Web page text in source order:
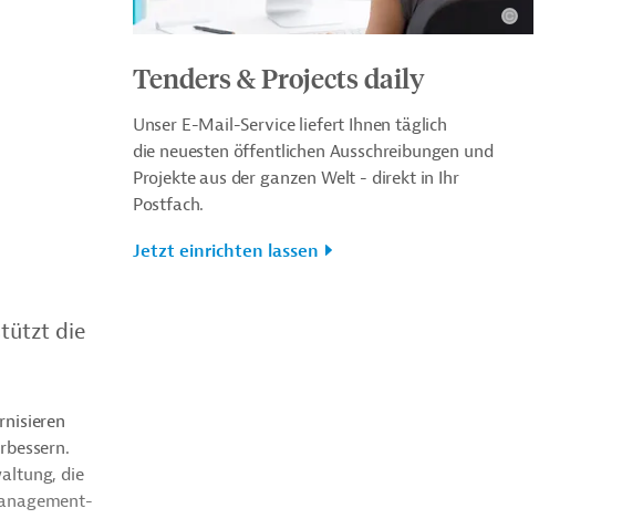
die
die
Tenders & Projects daily
Unser E-Mail-Service liefert Ihnen täglich
die neuesten öffentlichen Ausschreibungen und
Projekte aus der ganzen Welt - direkt in Ihr
Postfach.
Jetzt einrichten lassen